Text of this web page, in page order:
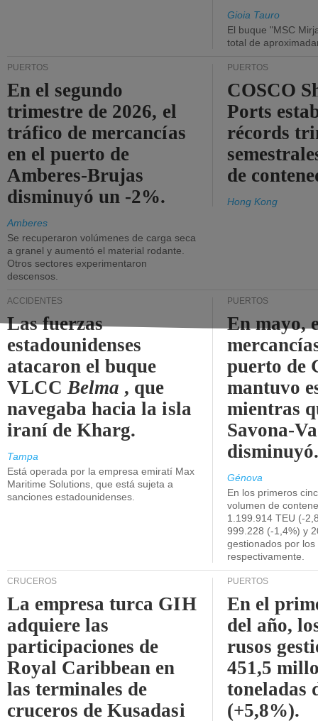
Gioia Tauro
El buque "MSC
total de
PUERTOS
En el segundo
trimestre de 2026, el
tráfico de mercancías
en el puerto de
Amberes-Brujas
disminuyó un -2%.
Amberes
Se recuperaron volúmenes de carga seca
a granel y aumentó el material rodante.
Otros sectores experimentaron
descensos.
PUERTOS
COSCO
Ports
récords
de
Hong Kong
ACCIDENTES
Las fuerzas
estadounidenses
atacaron el buque
VLCCBelma , que
navegaba hacia la isla
iraní de Kharg.
Tampa
Está operada por la empresa emiratí Max
Maritime Solutions, que está sujeta a
sanciones estadounidenses.
PUERTOS
En mayo,
puerto de
mantuvo
mientras
Savona-
Génova
En los primeros
volumen de
1.199.914 TEU (-
999.228 (-1,4%) y
gestionados por
respectivamente.
CRUCEROS
La empresa turca GIH
adquiere las
participaciones de
Royal Caribbean en
las terminales de
cruceros de Kusadasi
PUERTOS
En el
del año,
rusos
451,5
toneladas
(+5,8%).